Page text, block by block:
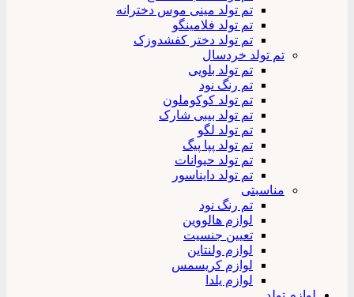
تم تولد مینی موس دخترانه
تم تولد فلامینگو
تم تولد دختر کفشدوزک
تم تولد خردسال
تم تولد بلویی
تم رنگ نود
تم تولد کوکوملون
تم تولد بیبی شارک
تم تولد لگو
تم تولد پپا پیگ
تم تولد حیوانات
تم تولد دایناسور
مناسبتی
تم رنگ نود
لوازم هالووین
تعیین جنسیت
لوازم ولنتاین
لوازم کریسمس
لوازم یلدا